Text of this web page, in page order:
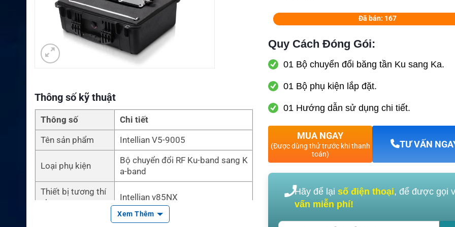
Thông số kỹ thuật
Thông số
Chi tiết
Tên sản phẩm
Intellian V5-9005
Loại phụ kiện
Bộ chuyển đổi RF Ku-band sang K
a-band
Thiết bị tương thí
ch
Intellian v85NX
Xem Thêm
Đã bán: 167
Quy Cách Đóng Gói:
01 Bộ chuyển đổi băng tần Ku sang Ka.
01 Bộ phụ kiện lắp đặt.
01 Hướng dẫn sử dụng chi tiết.
MUA NGAY
(Được dùng thử trước khi thanh
toán)
TƯ VẤN
Hãy để lạisố điện thoại, để được gọi
vấn miễn phí!